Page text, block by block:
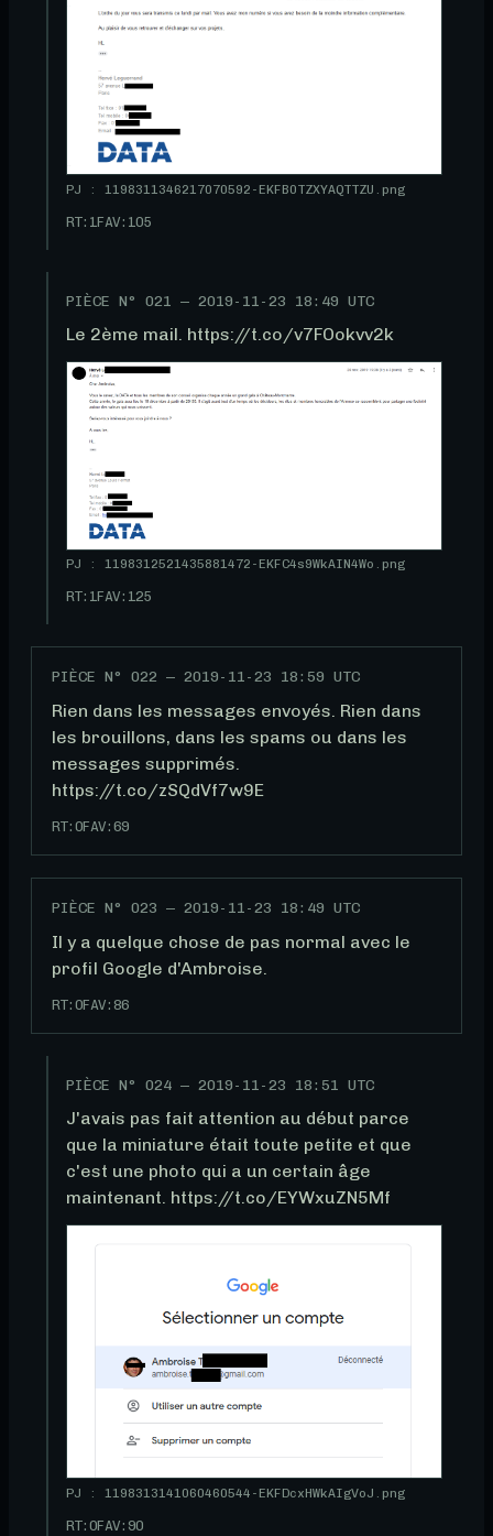
PJ : 1198311346217070592-EKFB0TZXYAQTTZU.png
RT: 1FAV: 105
PIÈCE N°021 —2019-11-23 18:49 UTC
Le 2ème mail. https://t.co/v7FOokvv2k
PJ : 1198312521435881472-EKFC4s9WkAIN4Wo.png
RT: 1FAV: 125
PIÈCE N° 022 — 2019-11-23 18:59 UTC
Rien dans les messages envoyés. Rien dans
les brouillons, dans les spams ou dans les
messages supprimés.
https://t.co/zSQdVf7w9E
RT: 0FAV: 69
PIÈCE N° 023 — 2019-11-23 18:49 UTC
Il y a quelque chose de pas normal avec le
profil Google d'Ambroise.
RT: 0FAV: 86
PIÈCE N°024 —2019-11-23 18:51 UTC
J'avais pas fait attention au début parce
que la miniature était toute petite et que
c'est une photo qui a un certain âge
maintenant. https://t.co/EYWxuZN5Mf
PJ : 1198313141060460544-EKFDcxHWkAIgVoJ.png
RT:0FAV:90